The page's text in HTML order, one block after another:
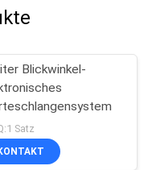
Blickwinkel-
Satz